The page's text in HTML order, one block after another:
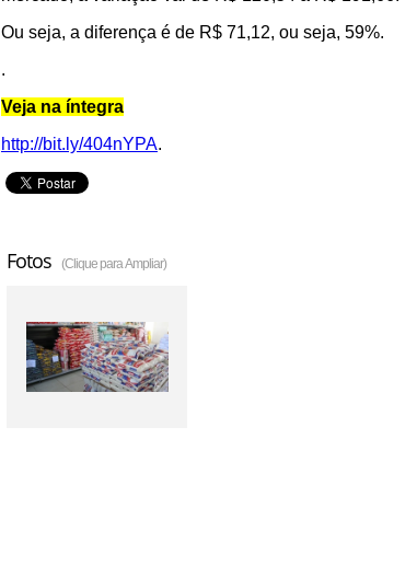
Ou seja, a diferença é de R$ 71,12, ou seja, 59%.
.
Veja na íntegra
http://bit.ly/404nYPA.
Fotos (Clique para Ampliar)